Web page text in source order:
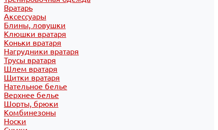
Вратарь
Аксессуары
Блины, ловушки
Клюшки вратаря
Коньки вратаря
Нагрудники вратаря
Трусы вратаря
Шлем вратаря
Щитки вратаря
Нательное белье
Верхнее белье
Шорты, брюки
Комбинезоны
Носки